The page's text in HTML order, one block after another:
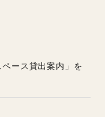
ース貸出案内」を